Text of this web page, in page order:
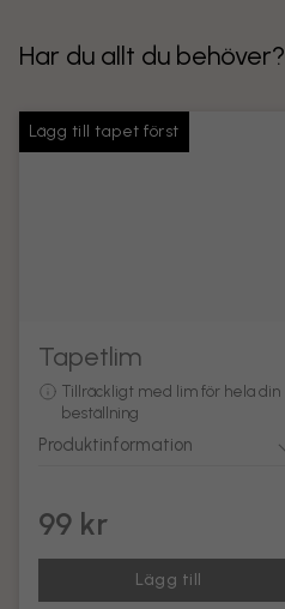
Har du allt du behöver?
Lägg till tapet först
Tapetlim
Tillräckligt med lim för hela din
beställning
Produktinformation
99 kr
Lägg till